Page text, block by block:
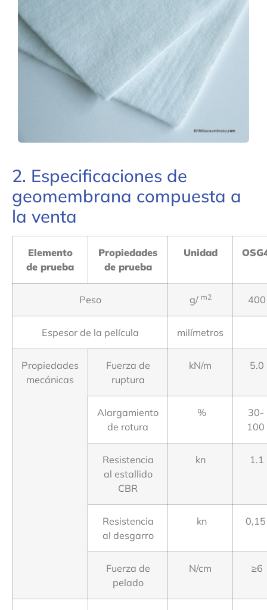
2. Especificaciones de
geomembrana compuesta a
la venta
Elemento
de prueba
Propiedades
de prueba
Unidad
Peso g/ m2 400
Espesor de la película milímetros
Propiedades
mecánicas
Fuerza de
ruptura
kN/m 5.0
Alargamiento
de rotura
%
30-
100
Resistencia
al estallido
CBR
kn 1.1
Resistencia
al desgarro
kn 0,15
Fuerza de
pelado
N/cm ≥6